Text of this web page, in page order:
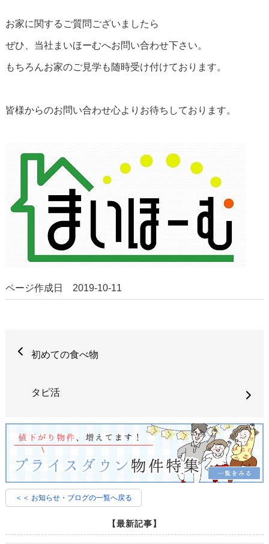
お家に関するご質問ございましたら
ぜひ、当社まいほーむへお問い合わせ下さい。
もちろんお家のご見学も随時受け付けております。
皆様からのお問い合わせ心よりお待ちしております。
ページ作成日 2019-10-11
初めての食べ物
タピ活
＜＜ お知らせ・ブログの一覧へ戻る
【最新記事】